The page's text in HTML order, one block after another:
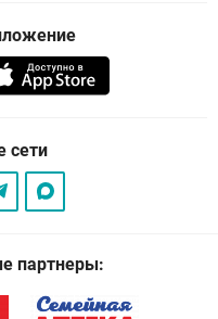
сети
партнеры: